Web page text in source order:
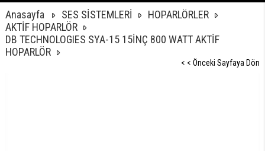
Anasayfa SES SİSTEMLERİ
HOPARLÖRLER
AKTİF HOPARLÖR
DB TECHNOLOGIES SYA-15 15İNÇ 800 WATT AKTİF
HOPARLÖR
< < Önceki Sayfaya Dön